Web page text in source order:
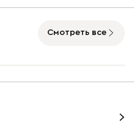
Смотреть все